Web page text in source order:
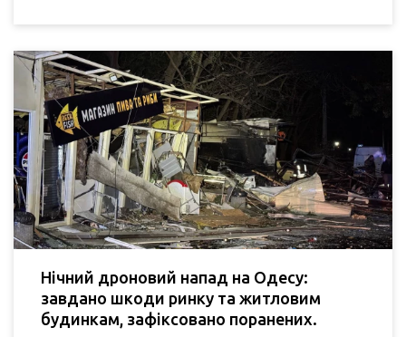
Нічний дроновий напад на Одесу:
завдано шкоди ринку та житловим
будинкам, зафіксовано поранених.